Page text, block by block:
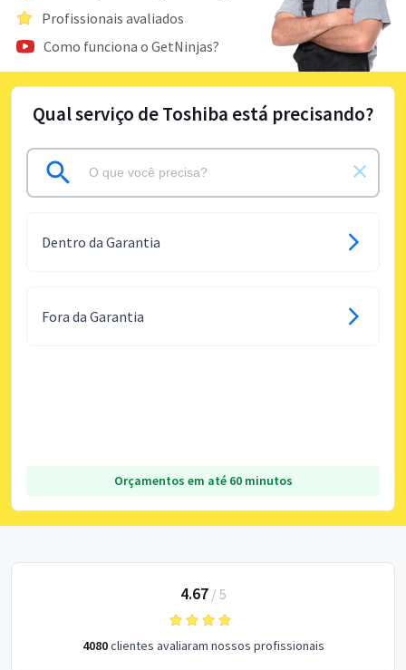
Profissionais avaliados
Como funciona o GetNinjas?
Qual serviço de Toshiba está precisando?
Dentro da Garantia
Fora da Garantia
Orçamentos em até 60 minutos
4.67/ 5
4080clientes avaliaram nossos profissionais